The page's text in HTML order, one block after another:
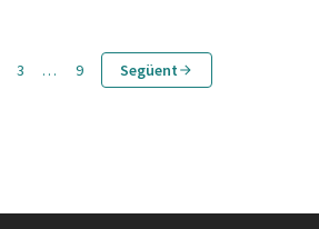
3 … 9 Següent